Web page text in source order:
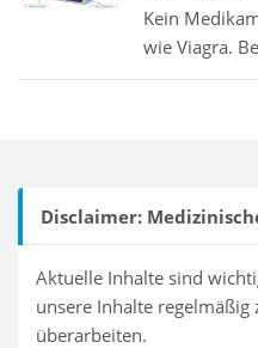
Kein
wie Viagra.
Disclaimer:
Aktuelle Inhalte sind
unsere Inhalte
überarbeiten.